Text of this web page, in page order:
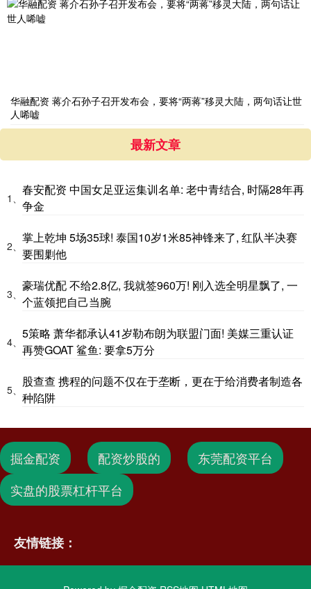
华融配资 蒋介石孙子召开发布会，要将“两蒋”移灵大陆，两句话让世
人唏嘘
最新文章
1、
春安配资 中国女足亚运集训名单: 老中青结合, 时隔28年再
争金
2、
掌上乾坤 5场35球! 泰国10岁1米85神锋来了, 红队半决赛
要围剿他
3、
豪瑞优配 不给2.8亿, 我就签960万! 刚入选全明星飘了, 一
个蓝领把自己当腕
4、
5策略 萧华都承认41岁勒布朗为联盟门面! 美媒三重认证
再赞GOAT 鲨鱼: 要拿5万分
5、
股查查 携程的问题不仅在于垄断，更在于给消费者制造各
种陷阱
掘金配资 配资炒股的
东莞配资平台
实盘的股票杠杆平台
友情链接：